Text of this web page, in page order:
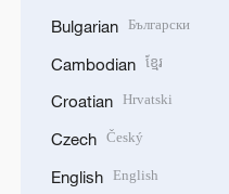
Bulgarian Български
Cambodian ខ្មែរ
Croatian Hrvatski
Czech Český
English English